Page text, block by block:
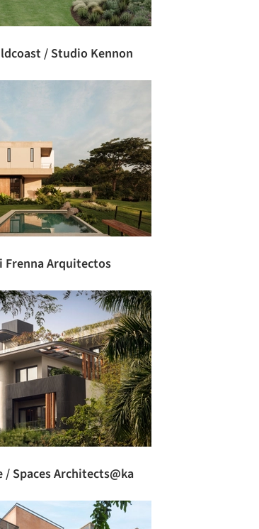
/ Studio Kennon
Frenna Arquitectos
/ Spaces Architects@ka